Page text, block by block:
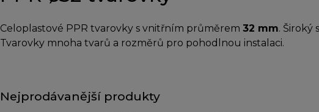
Celoplastové PPR tvarovky s vnitřním průměrem 32 mm. Široký
Tvarovky mnoha tvarů a rozměrů pro pohodlnou instalaci.
Nejprodávanější produkty